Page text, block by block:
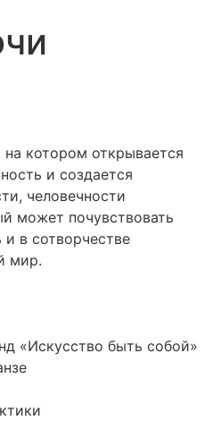
котором открывается
и создается
человечности
может почувствовать
в сотворчестве
мир.
«Искусство быть собой»